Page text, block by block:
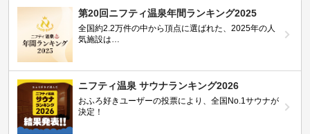
第20回ニフティ温泉年間ランキング2025
全国約2.2万件の中から頂点に選ばれた、2025年の人
気施設は…
ニフティ温泉 サウナランキング2026
おふろ好きユーザーの投票により、全国No.1サウナが
決定！